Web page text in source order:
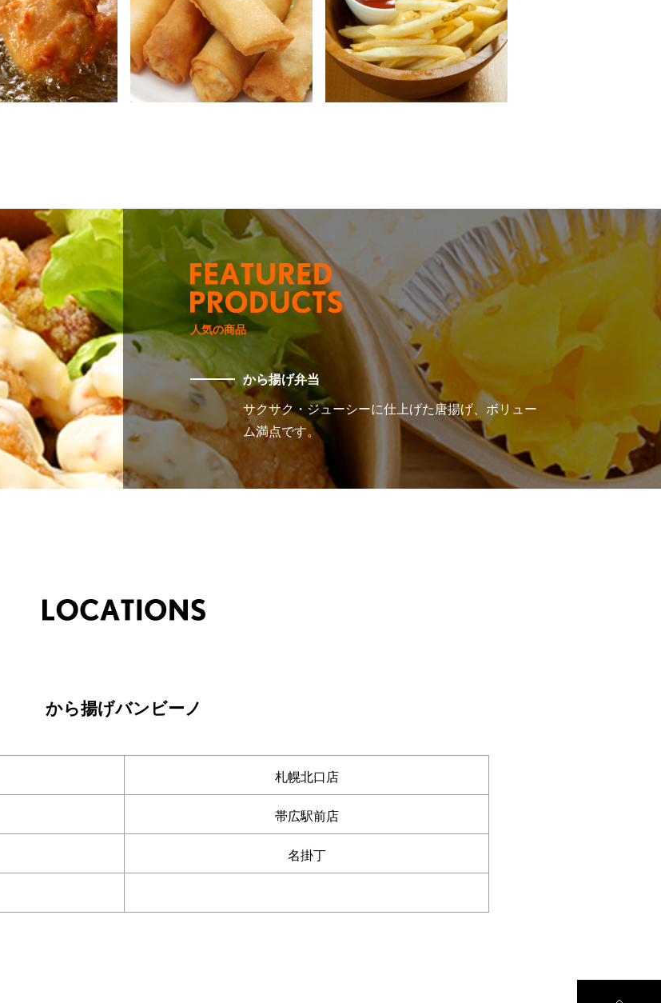
人気の商品
から揚げ弁当
サクサク・ジューシーに仕上げた唐揚げ、ボリュー
ム満点です。
から揚げバンビーノ
札幌北口店
帯広駅前店
名掛丁